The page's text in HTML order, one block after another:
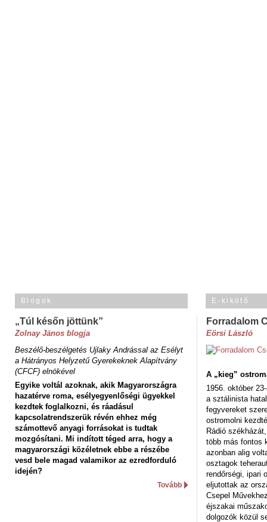
Blogok
„Túl későn jöttünk”
Zolnay János blogja
Beszélő-beszélgetés Ujlaky Andrással az Esélyt
a Hátrányos Helyzetű Gyerekeknek Alapítvány
(CFCF) elnökével
Egyike voltál azoknak, akik Magyarországra
hazatérve roma, esélyegyenlőségi ügyekkel
kezdtek foglalkozni, és ráadásul
kapcsolatrendszerük révén ehhez még
számottevő anyagi forrásokat is tudtak
mozgósítani. Mi indított téged arra, hogy a
magyarországi közéletnek ebbe a részébe
vesd bele magad valamikor az ezredforduló
idején?
Tovább
E-kikötő
Forradalom
Eörsi László
A „kieg”
1956. október
a sztálinista
fegyvereket
ostromolni
Rádió
több más fontos
azonban alig
osztagok
rendőrségi, ipari
eljutottak az
Csepel
éjszakai
dolgozók közül